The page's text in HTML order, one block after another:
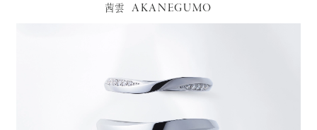
茜雲 AKANEGUMO